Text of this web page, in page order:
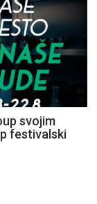
svojim
festivalski